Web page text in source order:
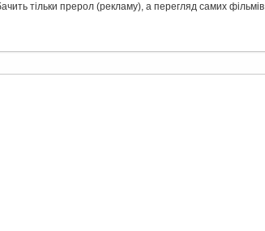
тільки прерол (рекламу), а перегляд самих фільмів